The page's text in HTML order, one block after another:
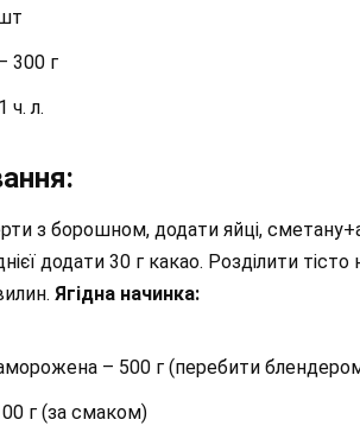
300 г
ч. л.
з борошном, додати яйці,
додати 30 г какао. Розділити
Ягідна начинка:
– 500 г (перебити
г (за смаком)